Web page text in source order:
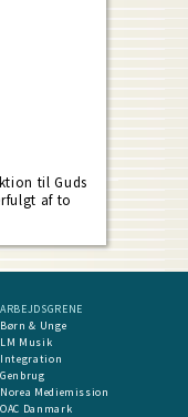
til Guds
af to
ARBEJDSGRENE
Børn & Unge
LM Musik
Integration
Genbrug
Norea Mediemission
OAC Danmark